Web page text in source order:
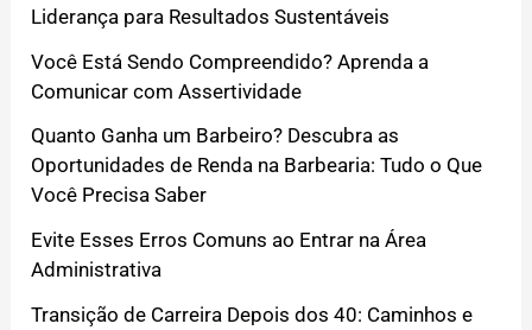
Liderança para Resultados Sustentáveis
Você Está Sendo Compreendido? Aprenda a
Comunicar com Assertividade
Quanto Ganha um Barbeiro? Descubra as
Oportunidades de Renda na Barbearia: Tudo o Que
Você Precisa Saber
Evite Esses Erros Comuns ao Entrar na Área
Administrativa
Transição de Carreira Depois dos 40: Caminhos e